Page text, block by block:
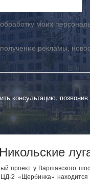
моих
рекламы,
консультацию,
проект у Варшавского
2 «Щербинка»